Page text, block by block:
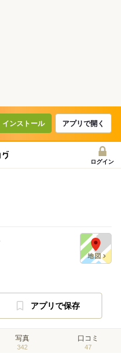
インストール アプリで開く
ログイン
アプリで保存
写真
342
口コミ
47